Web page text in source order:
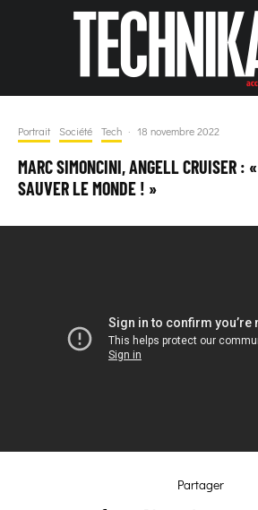
Portrait Société Tech · 18 novembre 2022
MARC SIMONCINI, ANGELL CRUISER :
SAUVER LE MONDE ! »
Partager